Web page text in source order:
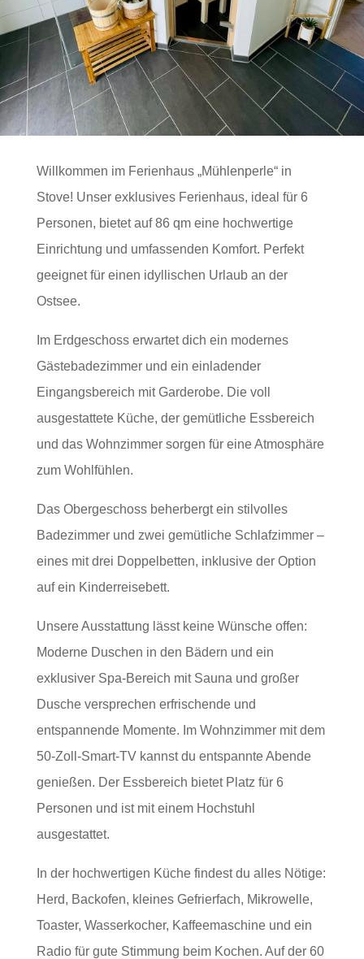
Willkommen im Ferienhaus „Mühlenperle“ in
Stove! Unser exklusives Ferienhaus, ideal für 6
Personen, bietet auf 86 qm eine hochwertige
Einrichtung und umfassenden Komfort. Perfekt
geeignet für einen idyllischen Urlaub an der
Ostsee.
Im Erdgeschoss erwartet dich ein modernes
Gästebadezimmer und ein einladender
Eingangsbereich mit Garderobe. Die voll
ausgestattete Küche, der gemütliche Essbereich
und das Wohnzimmer sorgen für eine Atmosphäre
zum Wohlfühlen.
Das Obergeschoss beherbergt ein stilvolles
Badezimmer und zwei gemütliche Schlafzimmer –
eines mit drei Doppelbetten, inklusive der Option
auf ein Kinderreisebett.
Unsere Ausstattung lässt keine Wünsche offen:
Moderne Duschen in den Bädern und ein
exklusiver Spa-Bereich mit Sauna und großer
Dusche versprechen erfrischende und
entspannende Momente. Im Wohnzimmer mit dem
50-Zoll-Smart-TV kannst du entspannte Abende
genießen. Der Essbereich bietet Platz für 6
Personen und ist mit einem Hochstuhl
ausgestattet.
In der hochwertigen Küche findest du alles Nötige:
Herd, Backofen, kleines Gefrierfach, Mikrowelle,
Toaster, Wasserkocher, Kaffeemaschine und ein
Radio für gute Stimmung beim Kochen. Auf der 60